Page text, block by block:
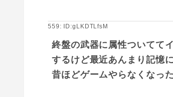
559: ID:gLKDTLfsM
終盤の武器に属性ついてて
するけど最近あんまり記憶
昔ほどゲームやらなくなっ